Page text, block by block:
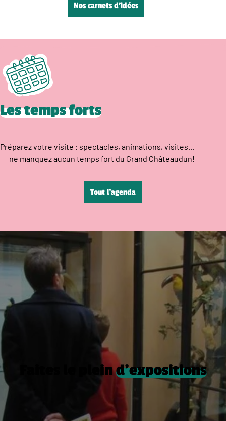
Nos carnets d’idées
Les temps forts
Préparez votre visite : spectacles, animations, visites…
ne manquez aucun temps fort du Grand Châteaudun!
Tout l’agenda
Faites le pleind’expositions